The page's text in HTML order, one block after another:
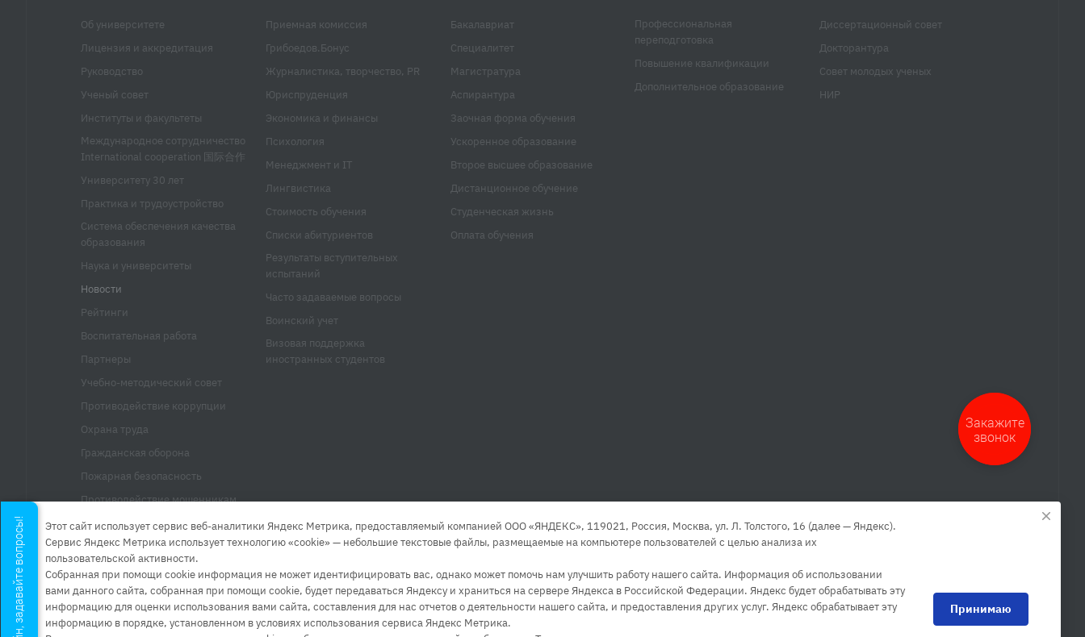
Об университете
Лицензия и аккредитация
Руководство
Ученый совет
Институты и факультеты
Международное сотрудничество
International cooperation 国际合作
Университету 30 лет
Практика и трудоустройство
Система обеспечения качества
образования
Наука и университеты
Новости
Рейтинги
Воспитательная работа
Партнеры
Учебно-методический совет
Противодействие коррупции
Охрана труда
Гражданская оборона
Пожарная безопасность
Противодействие мошенникам
Прием граждан
Контакты
Приемная комиссия
Грибоедов.Бонус
Журналистика, творчество, PR
Юриспруденция
Экономика и финансы
Психология
Менеджмент и IT
Лингвистика
Стоимость обучения
Списки абитуриентов
Результаты вступительных
испытаний
Часто задаваемые вопросы
Воинский учет
Визовая поддержка
иностранных студентов
Бакалавриат
Специалитет
Магистратура
Аспирантура
Заочная форма обучения
Ускоренное образование
Второе высшее образование
Дистанционное обучение
Студенческая жизнь
Оплата обучения
Профессиональная
переподготовка
Повышение квалификации
Дополнительное образование
Диссертационный совет
Докторантура
Совет молодых ученых
НИР
Этот сайт использует сервис веб-аналитики Яндекс Метрика, предоставляемый компанией ООО «ЯНДЕКС», 119021, Россия, Москва, ул. Л. Толстого, 16 (далее — Яндекс).
Сервис Яндекс Метрика использует технологию «cookie» — небольшие текстовые файлы, размещаемые на компьютере пользователей с целью анализа их
пользовательской активности.
Собранная при помощи cookie информация не может идентифицировать вас, однако может помочь нам улучшить работу нашего сайта. Информация об использовании
вами данного сайта, собранная при помощи cookie, будет передаваться Яндексу и храниться на сервере Яндекса в Российской Федерации. Яндекс будет обрабатывать эту
информацию для оценки использования вами сайта, составления для нас отчетов о деятельности нашего сайта, и предоставления других услуг. Яндекс обрабатывает эту
информацию в порядке, установленном в условиях использования сервиса Яндекс Метрика.
Принимаю
Закажите
звонок
Мы онлайн, задавайте вопросы!